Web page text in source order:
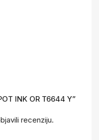
INK OR T6644 Y”
recenziju.